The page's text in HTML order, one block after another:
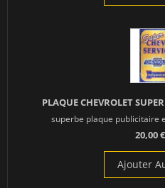
PLAQUE CHEVROLET
superbe plaque publicitaire
20,00
Ajouter